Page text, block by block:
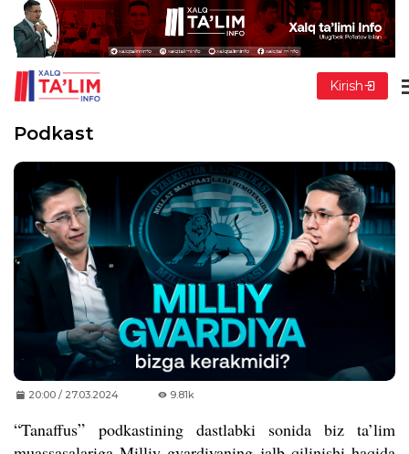
Kirish
Podkast
20:00 / 27.03.2024 9.81k
“Tanaffus” podkastining dastlabki sonida biz ta’lim